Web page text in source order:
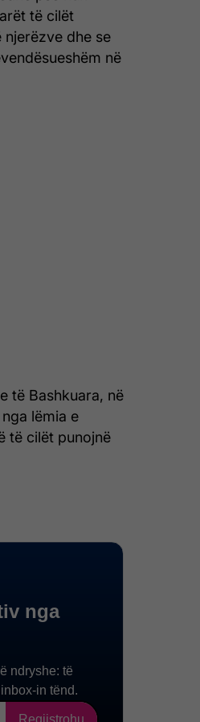
të cilët
dhe se
në
të Bashkuara, në
lëmia e
të cilët punojnë